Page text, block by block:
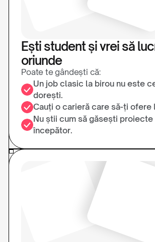
Ești student și vrei să
oriunde
Poate te gândești că:
Un job clasic la birou nu este
dorești.
Cauți o carieră care să-ți ofere
Nu știi cum să găsești
începător.